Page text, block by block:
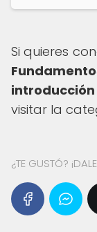
Si quieres
visitar la
¿TE GUSTÓ?